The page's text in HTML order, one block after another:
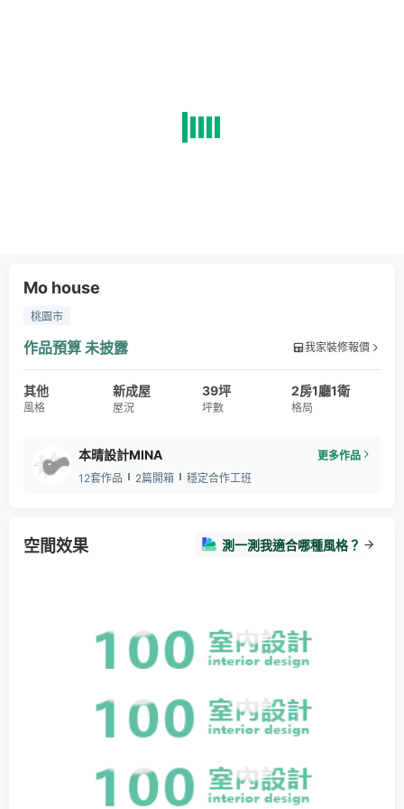
Mo house
桃園市
作品預算 未披露 我家裝修報價
其他
風格
新成屋
屋況
39坪
坪數
2房1廳1衛
格局
本晴設計MINA
更多作品
12套作品
2篇開箱 穩定合作工班
空間效果 測一測我適合哪種風格？